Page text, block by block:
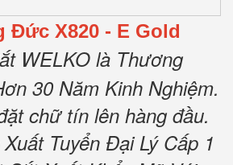
Đức X820 - E Gold
WELKO là Thương
30 Năm Kinh Nghiệm.
chữ tín lên hàng đầu.
Tuyển Đại Lý Cấp 1